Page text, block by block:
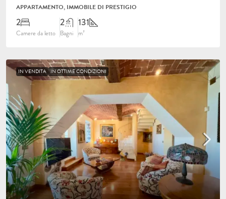
APPARTAMENTO, IMMOBILE DI PRESTIGIO
2
Camere da letto
2
Bagni
131
m²
IN VENDITA IN OTTIME CONDIZIONI